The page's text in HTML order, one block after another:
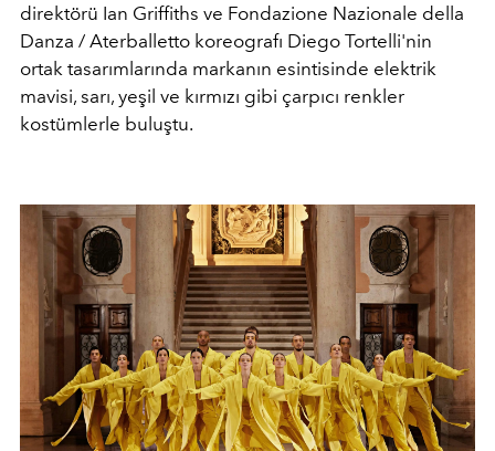
direktörü Ian Griffiths ve Fondazione Nazionale della
Danza / Aterballetto koreografı Diego Tortelli'nin
ortak tasarımlarında markanın esintisinde elektrik
mavisi, sarı, yeşil ve kırmızı gibi çarpıcı renkler
kostümlerle buluştu.